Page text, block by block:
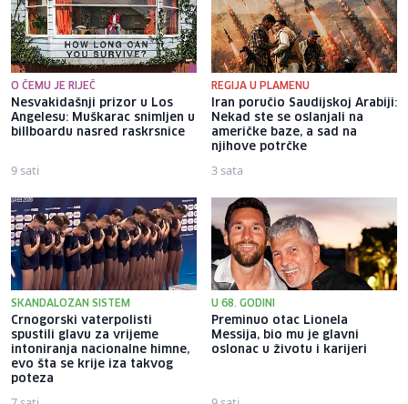
O ČEMU JE RIJEČ
Nesvakidašnji prizor u Los
Angelesu: Muškarac snimljen u
billboardu nasred raskrsnice
9 sati
REGIJA U PLAMENU
Iran poručio Saudijskoj Arabiji:
Nekad ste se oslanjali na
američke baze, a sad na
njihove potrčke
3 sata
SKANDALOZAN SISTEM
Crnogorski vaterpolisti
spustili glavu za vrijeme
intoniranja nacionalne himne,
evo šta se krije iza takvog
poteza
U 68. GODINI
Preminuo otac Lionela
Messija, bio mu je glavni
oslonac u životu i karijeri